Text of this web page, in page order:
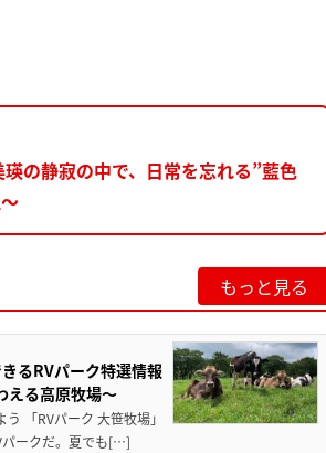
の静寂の中で、日常を忘れる”藍色
もっと見る
るRVパーク特選情報
える高原牧場～
「RVパーク 大笹牧場」
パークだ。夏でも[…]